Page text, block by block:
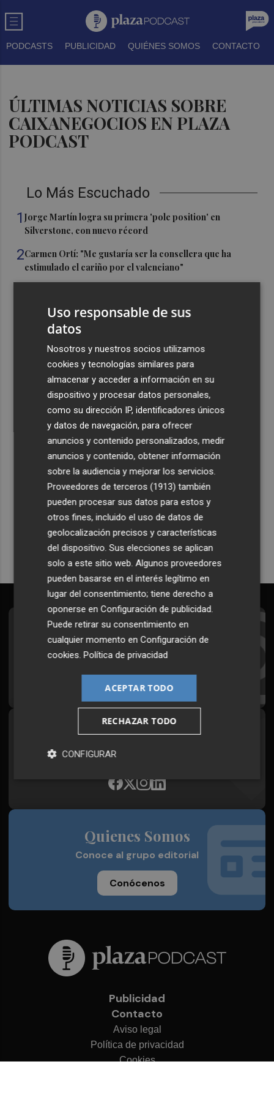
PODCASTS PUBLICIDAD QUIÉNES SOMOS CONTACTO
ÚLTIMAS NOTICIAS SOBRE
CAIXANEGOCIOS EN PLAZA
PODCAST
Lo Más Escuchado
1Jorge Martín logra su primera 'pole position' en
Silverstone, con nuevo récord
2Carmen Ortí: "Me gustaría ser la consellera que ha
estimulado el cariño por el valenciano"
Vuelven las lluvias este domingo: activan la alerta por
Noroeste, Altiplano y Guadalentín
Asaja Alicante calcula que en la provincia se arrancarán
50.000 plantas enfermas por clorosis nervial amarilla
Recibe toda la actualidad de
Plaza Podcast en tu correo
Quiero suscribirme
Suscríbete al Boletín
Todos los días a primera hora en tu email
Síguenos en redes
Plaza Podcast, desde cualquier medio
Quienes Somos
Conoce al grupo editorial
Conócenos
Publicidad
Contacto
Aviso legal
Política de privacidad
Cookies
Uso responsable de sus
datos
Nosotros y nuestros socios utilizamos
cookies y tecnologías similares para
almacenar y acceder a información en su
dispositivo y procesar datos personales,
como su dirección IP, identificadores únicos
y datos de navegación, para ofrecer
anuncios y contenido personalizados, medir
anuncios y contenido, obtener información
sobre la audiencia y mejorar los servicios.
Proveedores de terceros (1913) también
pueden procesar sus datos para estos y
otros fines, incluido el uso de datos de
geolocalización precisos y características
del dispositivo. Sus elecciones se aplican
solo a este sitio web. Algunos proveedores
pueden basarse en el interés legítimo en
lugar del consentimiento; tiene derecho a
oponerse enConfiguración de publicidad.
Puede retirar su consentimiento en
cualquier momento enConfiguración de
cookies.Política de privacidad
ACEPTAR TODO
RECHAZAR TODO
CONFIGURAR